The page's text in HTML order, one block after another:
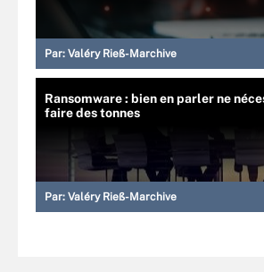
Par: Valéry Rieß-Marchive
Ransomware : bien en parler ne
faire des tonnes
Par: Valéry Rieß-Marchive